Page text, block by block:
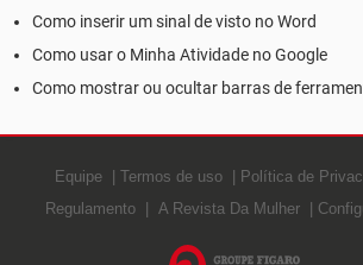
Como inserir um sinal de visto no Word
Como usar o Minha Atividade no Google
Como mostrar ou ocultar barras de
Equipe Termos de uso Política de
Regulamento
A Revista Da Mulher